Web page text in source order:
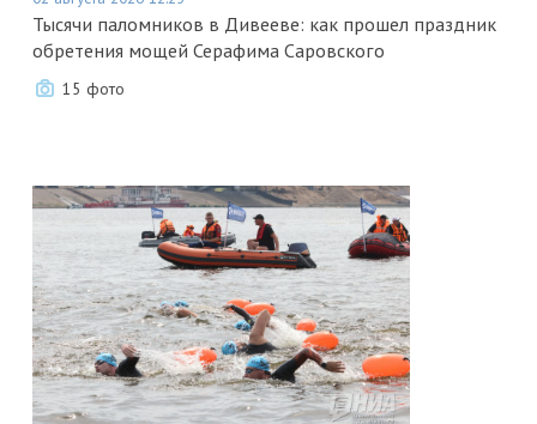
Тысячи паломников в Дивееве: как прошел праздник
обретения мощей Серафима Саровского
15 фото